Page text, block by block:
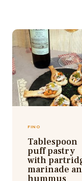
FINO
Tablespoon
puff pastry
with
marinade